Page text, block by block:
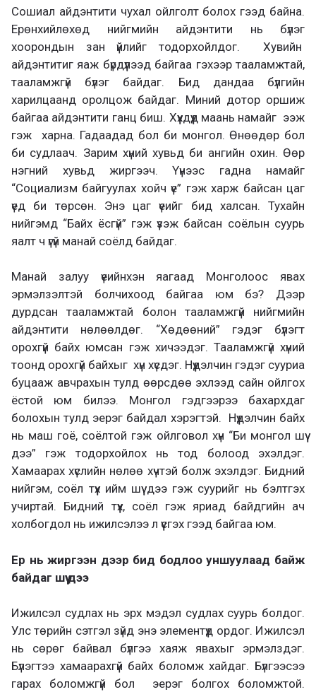
Сошиал айдэнтити чухал ойлголт болох гээд байна.
Ерөнхийлөхөд нийгмийн айдэнтити нь бүлэг
хоорондын зан үйлийг тодорхойлдог. Хувийн
айдэнтитиг яаж бүрдүүлээд байгаа гэхээр тааламжтай,
тааламжгүй бүлэг байдаг. Бид дандаа бүлгийн
харилцаанд оролцож байдаг. Миний дотор оршиж
байгаа айдэнтити ганц биш. Хүүхдүүд маань намайг ээж
гэж харна. Гадаадад бол би монгол. Өнөөдөр бол
би судлаач. Зарим хүний хувьд би ангийн охин. Өөр
нэгний хувьд жиргээч. Үүнээс гадна намайг
“Социализм байгуулах хойч үе” гэж харж байсан цаг
үед би төрсөн. Энэ цаг үеийг бид халсан. Тухайн
нийгэмд “Байх ёсгүй” гэж үзэж байсан соёлын суурь
яалт ч үгүй манай соёлд байдаг.
Манай залуу үеийнхэн яагаад Монголоос явах
эрмэлзэлтэй болчихоод байгаа юм бэ? Дээр
дурдсан тааламжтай болон тааламжгүй нийгмийн
айдэнтити нөлөөлдөг. “Хөдөөний” гэдэг бүлэгт
орохгүй байх юмсан гэж хичээдэг. Тааламжгүй хүний
тоонд орохгүй байхыг хүн хүсдэг. Нүүдэлчин гэдэг сууриа
буцааж авчрахын тулд өөрсдөө эхлээд сайн ойлгох
ёстой юм билээ. Монгол гэдгээрээ бахархдаг
болохын тулд эерэг байдал хэрэгтэй. Нүүдэлчин байх
нь маш гоё, соёлтой гэж ойлговол хүн “Би монгол шүү
дээ” гэж тодорхойлох нь тод болоод эхэлдэг.
Хамаарах хүслийн нөлөө хүчтэй болж эхэлдэг. Бидний
нийгэм, соёл түүх ийм шүү дээ гэж суурийг нь бэлтгэх
учиртай. Бидний түүх, соёл гэж яриад байдгийн ач
холбогдол нь ижилсэлээ л үүсгэх гээд байгаа юм.
Ер нь жиргээн дээр бид бодлоо уншуулаад байж
байдаг шүү дээ
Ижилсэл судлах нь эрх мэдэл судлах суурь болдог.
Улс төрийн сэтгэл зүйд энэ элементүүд ордог. Ижилсэл
нь сөрөг байвал бүлгээ хаяж явахыг эрмэлздэг.
Бүлэгтээ хамаарахгүй байх боломж хайдаг. Бүлгээсээ
гарах боломжгүй бол эерэг болгох боломжтой.